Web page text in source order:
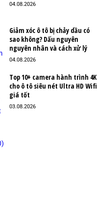
04.08.2026
Giảm xóc ô tô bị chảy dầu có
sao không? Dấu nguyên
nguyên nhân và cách xử lý
04.08.2026
Top 10+ camera hành trình 4K
cho ô tô siêu nét Ultra HD Wifi
giá tốt
03.08.2026